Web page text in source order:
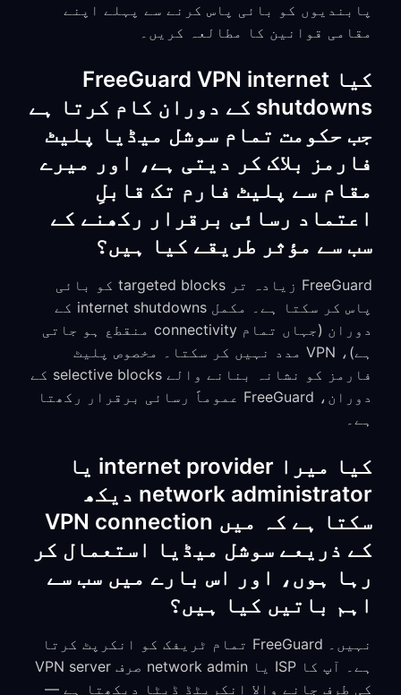
پابندیوں کو بائی پاس کرنے سے پہلے اپنے
مقامی قوانین کا مطالعہ کریں۔
کیا FreeGuard VPN internet
shutdowns کے دوران کام کرتا ہے
جب حکومت تمام سوشل میڈیا پلیٹ
فارمز بلاک کر دیتی ہے، اور میرے
مقام سے پلیٹ فارم تک قابلِ
اعتماد رسائی برقرار رکھنے کے
سب سے مؤثر طریقے کیا ہیں؟
FreeGuard زیادہ تر targeted blocks کو بائی
پاس کر سکتا ہے۔ مکمل internet shutdowns کے
دوران (جہاں تمام connectivity منقطع ہو جاتی
ہے)، VPN مدد نہیں کر سکتا۔ مخصوص پلیٹ
فارمز کو نشانہ بنانے والے selective blocks کے
دوران، FreeGuard عموماً رسائی برقرار رکھتا
ہے۔
کیا میرا internet provider یا
network administrator دیکھ
سکتا ہے کہ میں VPN connection
کے ذریعے سوشل میڈیا استعمال کر
رہا ہوں، اور اس بارے میں سب سے
اہم باتیں کیا ہیں؟
نہیں۔ FreeGuard تمام ٹریفک کو انکرپٹ کرتا
ہے۔ آپ کا ISP یا network admin صرف VPN server
کی طرف جانے والا انکرپٹڈ ڈیٹا دیکھتا ہے —